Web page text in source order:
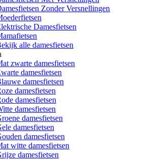
Zonder Versnellingen
Damesfietsen
alle damesfietsen
zwarte damesfietsen
damesfietsen
damesfietsen
damesfietsen
damesfietsen
damesfietsen
damesfietsen
damesfietsen
damesfietsen
witte damesfietsen
damesfietsen